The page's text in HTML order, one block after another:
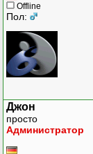
Offline
Пол:
Джон
просто
Администратор